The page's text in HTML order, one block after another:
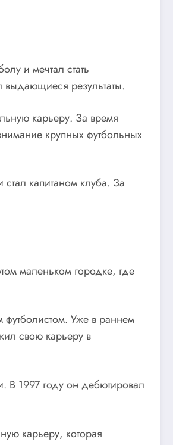
и мечтал стать
выдающиеся результаты.
карьеру. За время
крупных футбольных
капитаном клуба. За
маленьком городке, где
футболистом. Уже в раннем
свою карьеру в
В 1997 году он дебютировал
карьеру, которая